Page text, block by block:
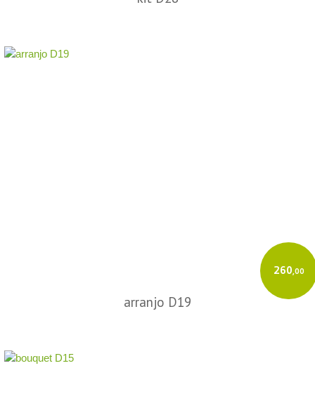
260,00
arranjo D19